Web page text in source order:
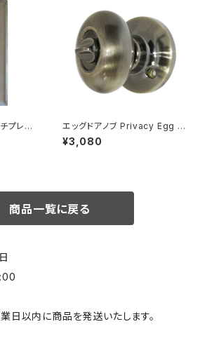
プレー
ン
エッグドアノブ Privacy Egg K
nobset 簡易錠 アンティークブ
ラス
¥3,080
商品一覧に戻る
日以内に商品を発送いたします。